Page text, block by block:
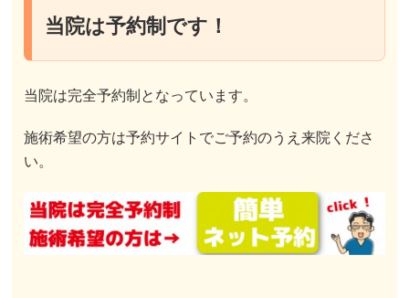
当院は予約制です！
当院は完全予約制となっています。
施術希望の方は予約サイトでご予約のうえ来院くださ
い。